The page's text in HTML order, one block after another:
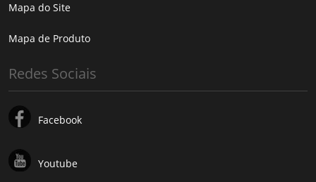
Mapa do Site
Mapa de Produto
Redes Sociais
Facebook
Youtube